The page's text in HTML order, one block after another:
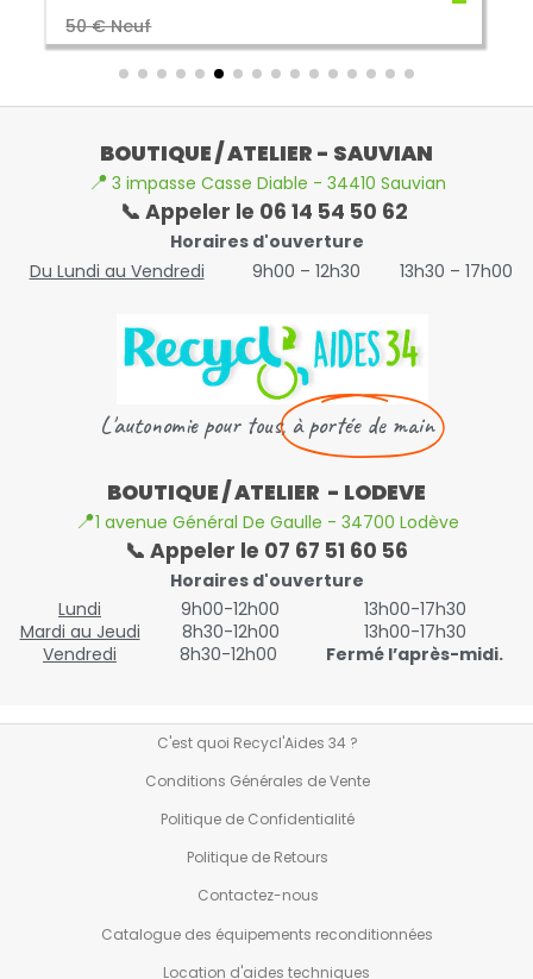
50 € Neuf
BOUTIQUE / ATELIER - SAUVIAN
📍 3 impasse Casse Diable - 34410 Sauvian
📞 Appeler le 06 14 54 50 62
Horaires d'ouverture
Du Lundi au Vendredi
9h00 – 12h30 13h30 – 17h00
L'autonomie pour tous,à portée de main
BOUTIQUE / ATELIER - LODEVE
📍1 avenue Général De Gaulle - 34700 Lodève
📞 Appeler le 07 67 51 60 56
Horaires d'ouverture
Lundi
9h00-12h00
13h00-17h30
Mardi au Jeudi
8h30-12h00
13h00-17h30
Vendredi
8h30-12h00 Fermé l’après-midi.
C'est quoi Recycl'Aides 34 ?
Conditions Générales de Vente
Politique de Confidentialité
Politique de Retours
Contactez-nous
Catalogue des équipements reconditionnées
Location d'aides techniques